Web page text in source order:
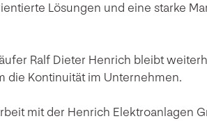
Lösungen und eine starke
Ralf Dieter Henrich bleibt
die Kontinuität im Unternehmen.
mit der Henrich Elektroanlagen